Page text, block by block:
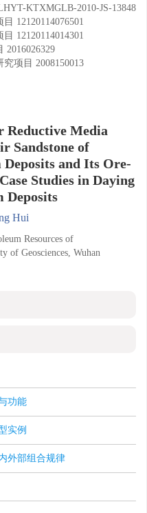
KTXMGLB-2010-JS-13848
目 12120114076501
目 12120114014301
2016026329
究项目 2008150013
Reductive Media
Sandstone of
and Its Ore-
Studies in Daying
Deposits
Hui
Resources of
of Geosciences, Wuhan
功能
实例
外部组合规律